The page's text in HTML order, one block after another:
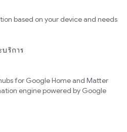
based on your device and needs
ริการ
for Google Home and Matter
engine powered by Google